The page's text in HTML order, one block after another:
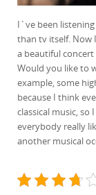
I`ve been
than tv itself. Now
a beautiful
Would you like to
example, some
because I think
classical music, so
everybody really
another musical